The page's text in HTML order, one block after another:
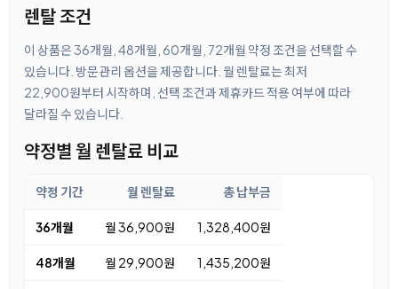
렌탈 조건
이 상품은 36개월, 48개월, 60개월, 72개월 약정 조건을 선택할 수
있습니다. 방문관리 옵션을 제공합니다. 월 렌탈료는 최저
22,900원부터 시작하며, 선택 조건과 제휴카드 적용 여부에 따라
달라질 수 있습니다.
약정별 월 렌탈료 비교
약정 기간 월 렌탈료 총 납부금
36개월 월 36,900원 1,328,400원
48개월 월 29,900원 1,435,200원